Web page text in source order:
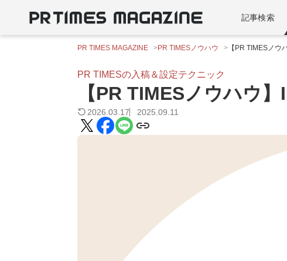
記事検索
PR TIMES MAGAZINE PR TIMESノウハウ 【PR TIMESノ
PR TIMESの入稿＆設定テクニック
【PR TIMESノウハウ
2026.03.17 2025.09.11